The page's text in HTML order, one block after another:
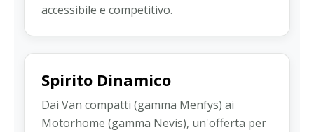
accessibile e competitivo.
Spirito Dinamico
Dai Van compatti (gamma Menfys) ai
Motorhome (gamma Nevis), un'offerta per